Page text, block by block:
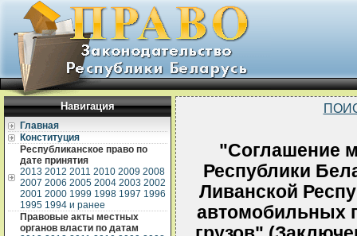
Навигация
Главная
Конституция
Республиканское право по
дате принятия
2013 2012 2011 2010 2009 2008
2007 2006 2005 2004 2003 2002
2001 2000 1999 1998 1997 1996
1995 1994 и ранее
Правовые акты местных
органов власти по датам
"Соглашение
Республики
Ливанской
автомобильных